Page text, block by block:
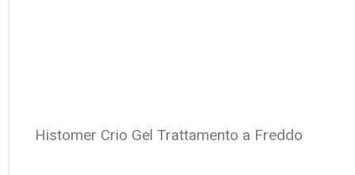
Histomer Crio Gel Trattamento a Freddo